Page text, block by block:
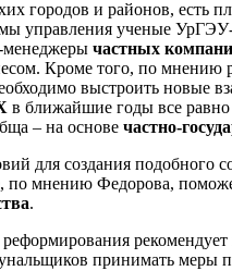
городов и районов, есть
управления ученые
менеджеры частных
Кроме того, по мнению
выстроить новые
в ближайшие годы все
– на основе частно-
для создания подобного
по мнению Федорова,
.
принимать меры